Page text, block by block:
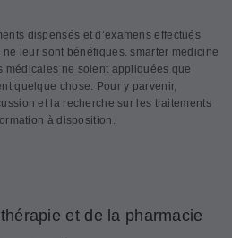
dispensés et d’examens effectués
leur sont bénéfiques. smarter medicine
médicales ne soient appliquées que
quelque chose. Pour y parvenir,
et la recherche sur les traitements
à disposition.
et de la pharmacie